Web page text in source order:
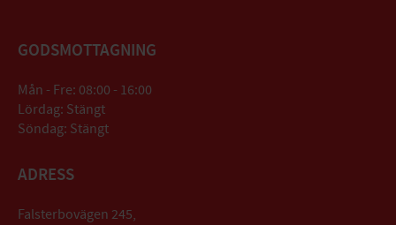
GODSMOTTAGNING
Mån - Fre: 08:00 - 16:00
Lördag: Stängt
Söndag: Stängt
ADRESS
Falsterbovägen 245,